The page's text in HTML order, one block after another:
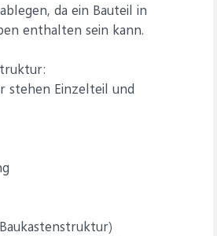
da ein Bauteil in
enthalten sein kann.
stehen Einzelteil und